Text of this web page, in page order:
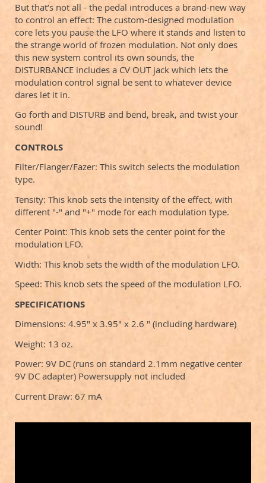
But that’s not all - the pedal introduces a brand-new way
to control an effect: The custom-designed modulation
core lets you pause the LFO where it stands and listen to
the strange world of frozen modulation. Not only does
this new system control its own sounds, the
DISTURBANCE includes a CV OUT jack which lets the
modulation control signal be sent to whatever device
dares let it in.
Go forth and DISTURB and bend, break, and twist your
sound!
CONTROLS
Filter/Flanger/Fazer: This switch selects the modulation
type.
Tensity: This knob sets the intensity of the effect, with
different "-" and "+" mode for each modulation type.
Center Point: This knob sets the center point for the
modulation LFO.
Width: This knob sets the width of the modulation LFO.
Speed: This knob sets the speed of the modulation LFO.
SPECIFICATIONS
Dimensions: 4.95" x 3.95" x 2.6 " (including hardware)
Weight: 13 oz.
Power: 9V DC (runs on standard 2.1mm negative center
9V DC adapter) Powersupply not included
Current Draw: 67 mA